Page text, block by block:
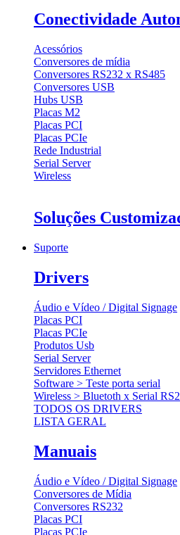
Conectividade
Acessórios
Conversores de mídia
Conversores RS232 x RS485
Conversores USB
Hubs USB
Placas M2
Placas PCI
Placas PCIe
Rede Industrial
Serial Server
Wireless
Soluções
Suporte
Drivers
Áudio e Vídeo / Digital Signage
Placas PCI
Placas PCIe
Produtos Usb
Serial Server
Servidores Ethernet
Software > Teste porta serial
Wireless > Bluetoth x Serial
TODOS OS DRIVERS
LISTA GERAL
Manuais
Áudio e Vídeo / Digital Signage
Conversores de Mídia
Conversores RS232
Placas PCI
Placas PCIe